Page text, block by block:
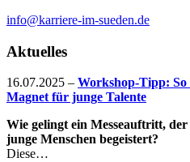
info@karriere-im-sueden.de
Aktuelles
16.07.2025 – Workshop-Tipp:
Magnet für junge Talente
Wie gelingt ein Messeauftritt,
junge Menschen begeistert?
Diese…